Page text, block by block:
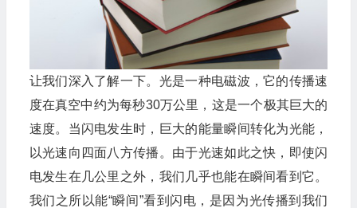
让我们深入了解一下。光是一种电磁波，它的传播速
度在真空中约为每秒30万公里，这是一个极其巨大的
速度。当闪电发生时，巨大的能量瞬间转化为光能，
以光速向四面八方传播。由于光速如此之快，即使闪
电发生在几公里之外，我们几乎也能在瞬间看到它。
我们之所以能“瞬间”看到闪电，是因为光传播到我们